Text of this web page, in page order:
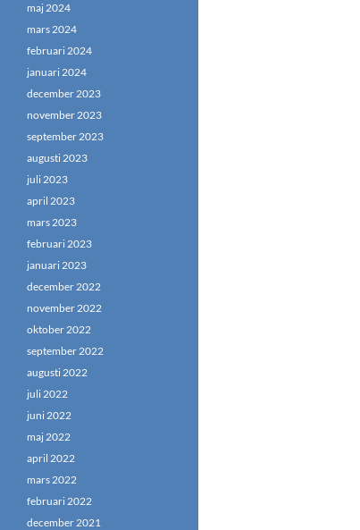
maj 2024
mars 2024
februari 2024
januari 2024
december 2023
november 2023
september 2023
augusti 2023
juli 2023
april 2023
mars 2023
februari 2023
januari 2023
december 2022
november 2022
oktober 2022
september 2022
augusti 2022
juli 2022
juni 2022
maj 2022
april 2022
mars 2022
februari 2022
december 2021